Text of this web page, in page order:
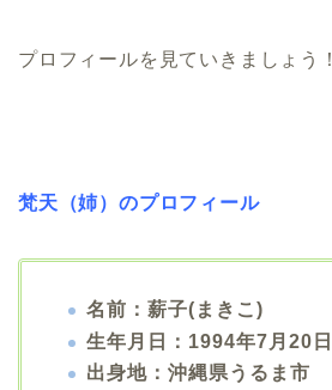
プロフィールを見ていきましょう！
梵天（姉）のプロフィール
名前：薪子(まきこ)
生年月日：1994年7月20日
出身地：沖縄県うるま市